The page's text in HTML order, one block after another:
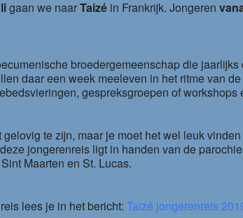
gaan we naarTaizé in Frankrijk. Jongeren
broedergemeenschap die
daar een week meeleven in het ritme van
gespreksgroepen of workshops
gelovig te zijn, maar je moet het wel leuk
jongerenreis ligt in handen van de
Maarten en St. Lucas.
lees je in het bericht:Taizé jongerenreis